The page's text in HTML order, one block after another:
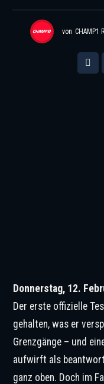
von CHAMP1
Donnerstag, 12.
Der erste offizielle
gehalten, was er
Grenzgänge – und
aufwirft als
ganz oben. Doch im